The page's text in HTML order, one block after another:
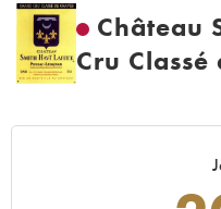
Château
Cru Classé